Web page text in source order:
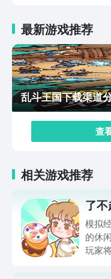
最新游戏推荐
乱斗王国下载渠道
查
相关游戏推荐
了
模拟
的休
玩家